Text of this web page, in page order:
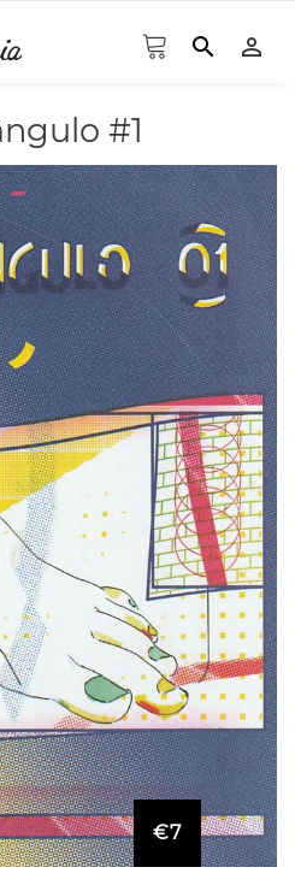
search person_outline
#1
€7